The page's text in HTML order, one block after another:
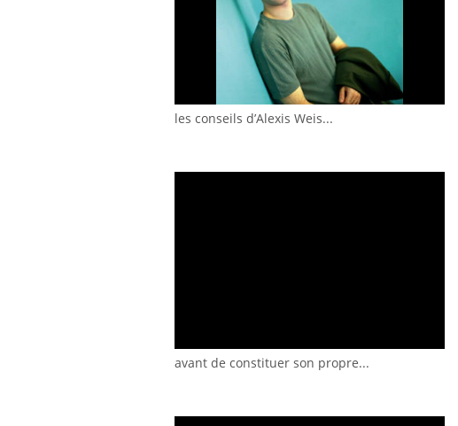
les conseils d’Alexis Weis...
avant de constituer son propre...